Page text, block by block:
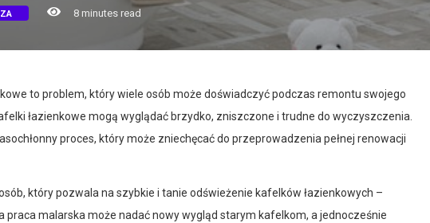
8 minutes read
to problem, który wiele osób może doświadczyć podczas remontu swojego
łazienkowe mogą wyglądać brzydko, zniszczone i trudne do wyczyszczenia.
proces, który może zniechęcać do przeprowadzenia pełnej renowacji
który pozwala na szybkie i tanie odświeżenie kafelków łazienkowych –
praca malarska może nadać nowy wygląd starym kafelkom, a jednocześnie